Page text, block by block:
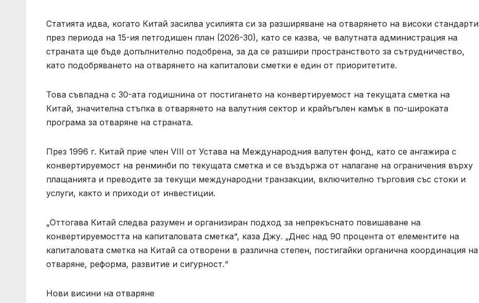
Статията идва, когато Китай засилва усилията си за разширяване на отварянето на високи стандарти
през периода на 15-ия петгодишен план (2026-30), като се казва, че валутната администрация на
страната ще бъде допълнително подобрена, за да се разшири пространството за сътрудничество,
като подобряването на отварянето на капиталови сметки е един от приоритетите.
Това съвпадна с 30-ата годишнина от постигането на конвертируемост на текущата сметка на
Китай, значителна стъпка в отварянето на валутния сектор и крайъгълен камък в по-широката
програма за отваряне на страната.
През 1996 г. Китай прие член VIII от Устава на Международния валутен фонд, като се ангажира с
конвертируемост на ренминби по текущата сметка и се въздържа от налагане на ограничения върху
плащанията и преводите за текущи международни транзакции, включително търговия със стоки и
услуги, както и приходи от инвестиции.
„Оттогава Китай следва разумен и организиран подход за непрекъснато повишаване на
конвертируемостта на капиталовата сметка“, каза Джу. „Днес над 90 процента от елементите на
капиталовата сметка на Китай са отворени в различна степен, постигайки органична координация на
отваряне, реформа, развитие и сигурност.“
Нови висини на отваряне